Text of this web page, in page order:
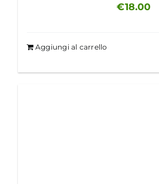
€18.00
Aggiungi al carrello